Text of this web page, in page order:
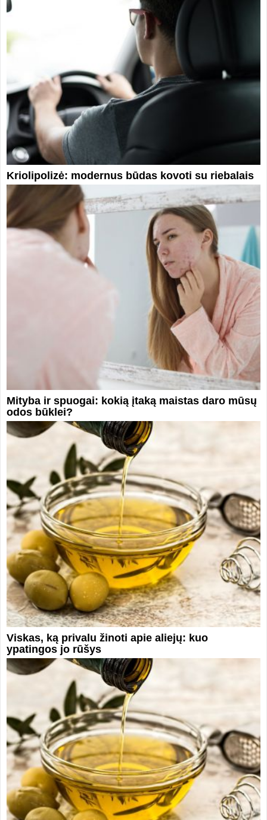
Kriolipolizė: modernus būdas kovoti su riebalais
Mityba ir spuogai: kokią įtaką maistas daro mūsų
odos būklei?
Viskas, ką privalu žinoti apie aliejų: kuo
ypatingos jo rūšys